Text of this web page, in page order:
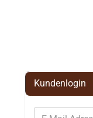
Kundenlogin